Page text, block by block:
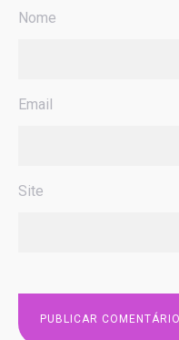
Nome
Email
Site